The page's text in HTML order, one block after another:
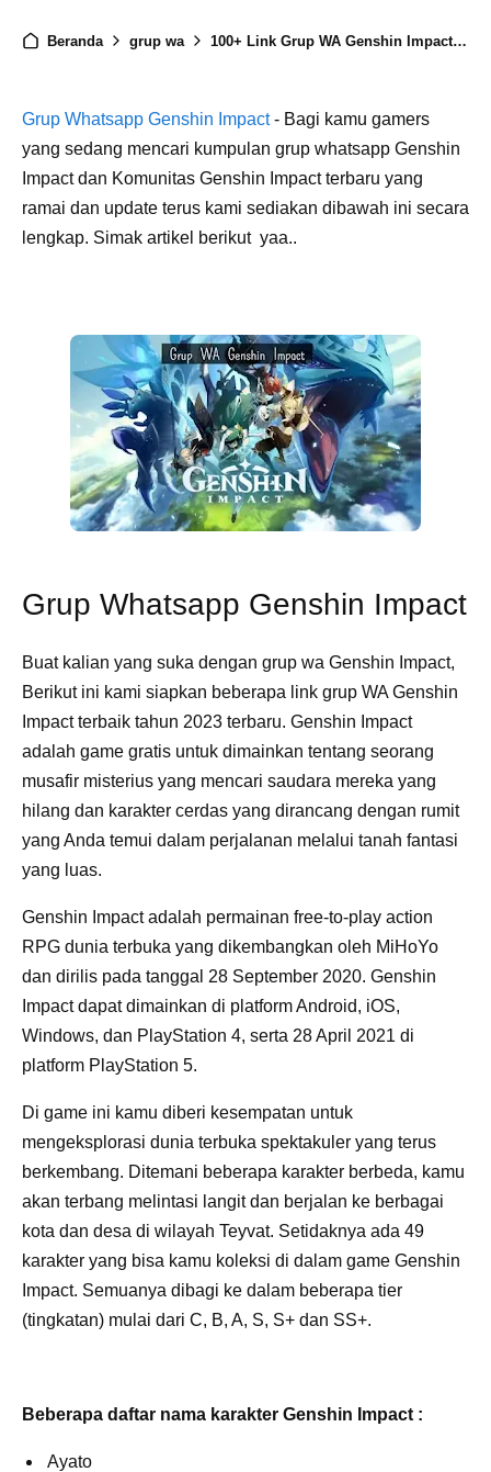
Beranda grup wa 100+ Link Grup WA Genshin Impact Indonesia Gamers Terbaru 2023
Grup Whatsapp Genshin Impact- Bagi kamu gamers
yang sedang mencari kumpulan grup whatsapp Genshin
Impact dan Komunitas Genshin Impact terbaru yang
ramai dan update terus kami sediakan dibawah ini secara
lengkap. Simak artikel berikut yaa..
Grup Whatsapp Genshin Impact
Buat kalian yang suka dengan grup wa Genshin Impact,
Berikut ini kami siapkan beberapa link grup WA Genshin
Impact terbaik tahun 2023 terbaru. Genshin Impact
adalah game gratis untuk dimainkan tentang seorang
musafir misterius yang mencari saudara mereka yang
hilang dan karakter cerdas yang dirancang dengan rumit
yang Anda temui dalam perjalanan melalui tanah fantasi
yang luas.
Genshin Impact adalah permainan free-to-play action
RPG dunia terbuka yang dikembangkan oleh MiHoYo
dan dirilis pada tanggal 28 September 2020. Genshin
Impact dapat dimainkan di platform Android, iOS,
Windows, dan PlayStation 4, serta 28 April 2021 di
platform PlayStation 5.
Di game ini kamu diberi kesempatan untuk
mengeksplorasi dunia terbuka spektakuler yang terus
berkembang. Ditemani beberapa karakter berbeda, kamu
akan terbang melintasi langit dan berjalan ke berbagai
kota dan desa di wilayah Teyvat. Setidaknya ada 49
karakter yang bisa kamu koleksi di dalam game Genshin
Impact. Semuanya dibagi ke dalam beberapa tier
(tingkatan) mulai dari C, B, A, S, S+ dan SS+.
Beberapa daftar nama karakter Genshin Impact :
Ayato